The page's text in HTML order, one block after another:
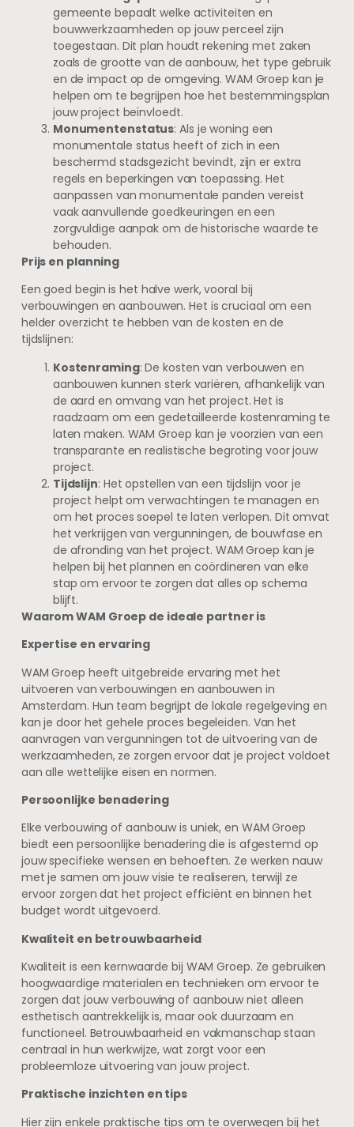
gemeente bepaalt welke activiteiten en
bouwwerkzaamheden op jouw perceel zijn
toegestaan. Dit plan houdt rekening met zaken
zoals de grootte van de aanbouw, het type gebruik
en de impact op de omgeving. WAM Groep kan je
helpen om te begrijpen hoe het bestemmingsplan
jouw project beïnvloedt.
Monumentenstatus: Als je woning een
monumentale status heeft of zich in een
beschermd stadsgezicht bevindt, zijn er extra
regels en beperkingen van toepassing. Het
aanpassen van monumentale panden vereist
vaak aanvullende goedkeuringen en een
zorgvuldige aanpak om de historische waarde te
behouden.
Prijs en planning
Een goed begin is het halve werk, vooral bij
verbouwingen en aanbouwen. Het is cruciaal om een
helder overzicht te hebben van de kosten en de
tijdslijnen:
Kostenraming: De kosten van verbouwen en
aanbouwen kunnen sterk variëren, afhankelijk van
de aard en omvang van het project. Het is
raadzaam om een gedetailleerde kostenraming te
laten maken. WAM Groep kan je voorzien van een
transparante en realistische begroting voor jouw
project.
Tijdslijn: Het opstellen van een tijdslijn voor je
project helpt om verwachtingen te managen en
om het proces soepel te laten verlopen. Dit omvat
het verkrijgen van vergunningen, de bouwfase en
de afronding van het project. WAM Groep kan je
helpen bij het plannen en coördineren van elke
stap om ervoor te zorgen dat alles op schema
blijft.
Waarom WAM Groep de ideale partner is
Expertise en ervaring
WAM Groep heeft uitgebreide ervaring met het
uitvoeren van verbouwingen en aanbouwen in
Amsterdam. Hun team begrijpt de lokale regelgeving en
kan je door het gehele proces begeleiden. Van het
aanvragen van vergunningen tot de uitvoering van de
werkzaamheden, ze zorgen ervoor dat je project voldoet
aan alle wettelijke eisen en normen.
Persoonlijke benadering
Elke verbouwing of aanbouw is uniek, en WAM Groep
biedt een persoonlijke benadering die is afgestemd op
jouw specifieke wensen en behoeften. Ze werken nauw
met je samen om jouw visie te realiseren, terwijl ze
ervoor zorgen dat het project efficiënt en binnen het
budget wordt uitgevoerd.
Kwaliteit en betrouwbaarheid
Kwaliteit is een kernwaarde bij WAM Groep. Ze gebruiken
hoogwaardige materialen en technieken om ervoor te
zorgen dat jouw verbouwing of aanbouw niet alleen
esthetisch aantrekkelijk is, maar ook duurzaam en
functioneel. Betrouwbaarheid en vakmanschap staan
centraal in hun werkwijze, wat zorgt voor een
probleemloze uitvoering van jouw project.
Praktische inzichten en tips
Hier zijn enkele praktische tips om te overwegen bij het